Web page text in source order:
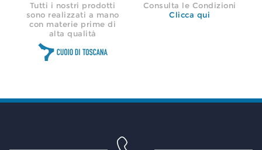
Tutti i nostri prodotti
sono realizzati a mano
con materie prime di
alta qualità
Consulta le Condizioni
Clicca qui